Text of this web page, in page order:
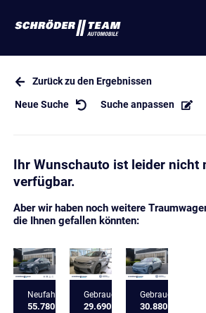
Zurück zu den Ergebnissen
Neue Suche Suche anpassen
Ihr Wunschauto ist leider nicht
verfügbar.
Aber wir haben noch weitere
die Ihnen gefallen könnten:
Neufahrzeug
55.780 €
Gebrauchtfahrzeug
29.690 € 30.880 €